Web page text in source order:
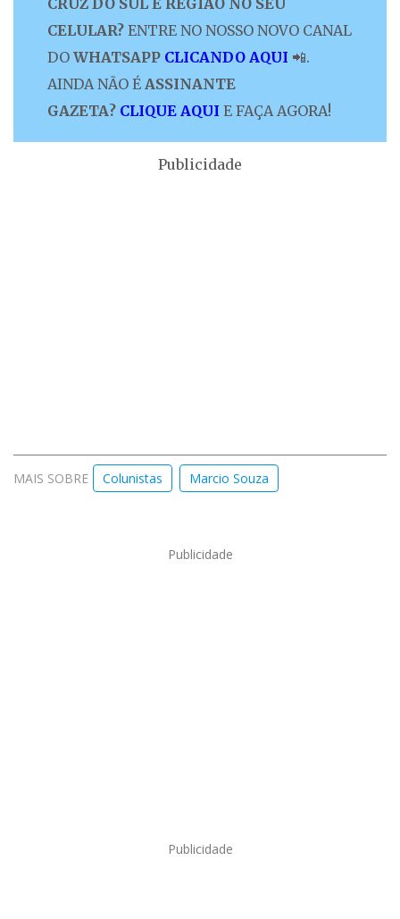
CRUZ DO SUL E REGIÃO NO SEU
CELULAR? ENTRE NO NOSSO NOVO CANAL
DO WHATSAPP CLICANDO AQUI 📲.
AINDA NÃO É ASSINANTE
GAZETA? CLIQUE AQUI E FAÇA AGORA!
Publicidade
MAIS SOBRE Colunistas Marcio Souza
Publicidade
Publicidade